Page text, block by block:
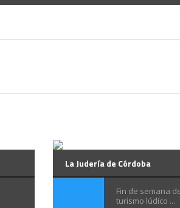
La Judería de Córdoba
Fin de semana
turismo lúdico ...